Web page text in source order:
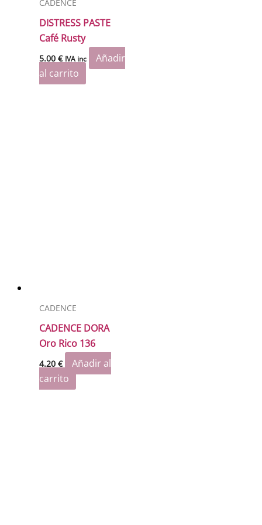
CADENCE
DISTRESS PASTE
Café Rusty
5.00€ IVA inc
Añadir
al carrito
CADENCE
CADENCE DORA
Oro Rico 136
4.20€
Añadir al
carrito